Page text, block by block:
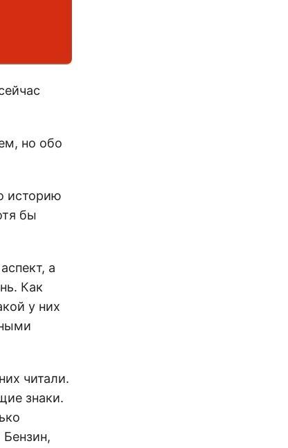
но обо
историю
бы
а
Как
у них
читали.
знаки.